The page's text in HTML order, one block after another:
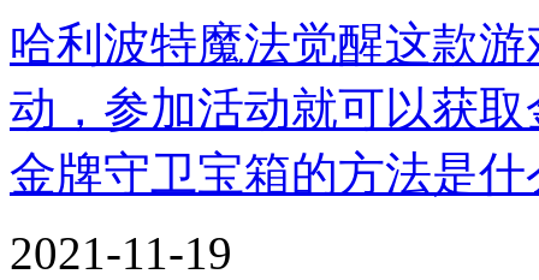
哈利波特魔法觉醒这款
动，参加活动就可以获
金牌守卫宝箱的方法是
2021-11-19